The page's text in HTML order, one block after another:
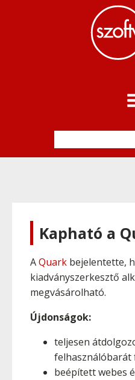
Kapható a
AQuark bejelentette,
kiadványszerkesztő
megvásárolható.
Újdonságok:
teljesen
felhasználóbarát
beépített webes